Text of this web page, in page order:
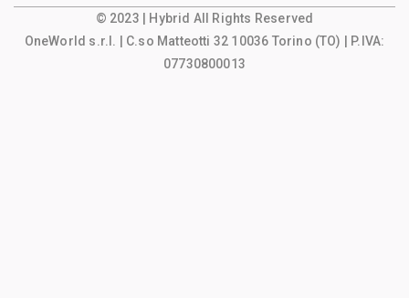
© 2023 | Hybrid All Rights Reserved
OneWorld s.r.l.
| C.so Matteotti 32 10036 Torino (TO) | P.IVA:
07730800013